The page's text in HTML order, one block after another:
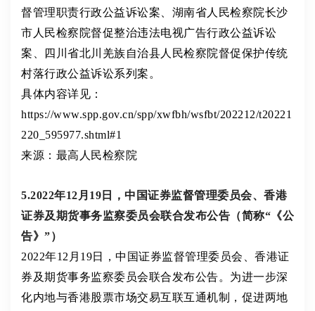
督管理职责行政公益诉讼案、湖南省人民检察院长沙
市人民检察院督促整治违法电视广告行政公益诉讼
案、四川省北川羌族自治县人民检察院督促保护传统
村落行政公益诉讼系列案。
具体内容详见：
https://www.spp.gov.cn/spp/xwfbh/wsfbt/202212/t20221
220_595977.shtml#1
来源：最高人民检察院
5.2022年12月19日，中国证券监督管理委员会、香港
证券及期货事务监察委员会联合发布公告（简称“《公
告》”）
2022年12月19日，中国证券监督管理委员会、香港证
券及期货事务监察委员会联合发布公告。为进一步深
化内地与香港股票市场交易互联互通机制，促进两地